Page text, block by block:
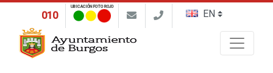
010
UBICACIÓN FOTO ROJO